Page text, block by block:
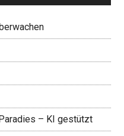
– KI gestützt